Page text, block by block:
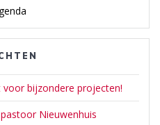
bijzondere projecten!
Nieuwenhuis